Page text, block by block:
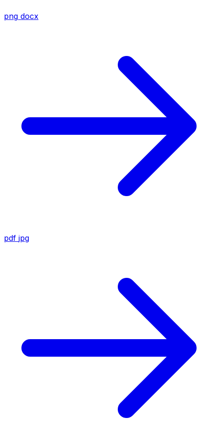
png docx
pdf jpg